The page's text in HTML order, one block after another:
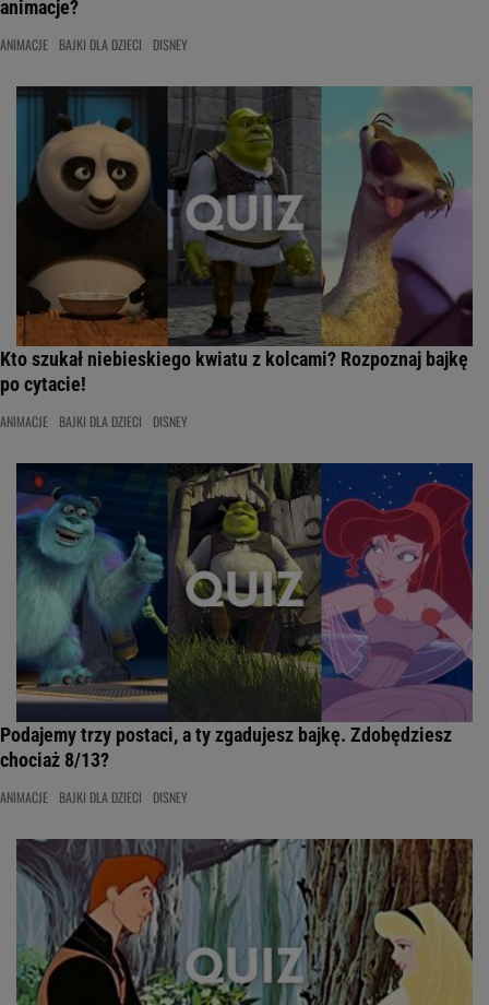
animacje?
ANIMACJE BAJKI DLA DZIECI DISNEY
Kto szukał niebieskiego kwiatu z kolcami? Rozpoznaj bajkę
po cytacie!
ANIMACJE BAJKI DLA DZIECI DISNEY
Podajemy trzy postaci, a ty zgadujesz bajkę. Zdobędziesz
chociaż 8/13?
ANIMACJE BAJKI DLA DZIECI DISNEY